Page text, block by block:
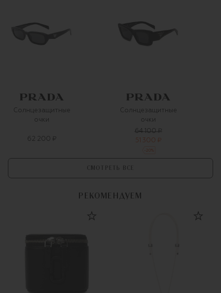
Солнцезащитные
очки
62 200 ₽
Солнцезащитные
очки
64 100 ₽
51 300 ₽
20 %
СМОТРЕТЬ ВСЕ
РЕКОМЕНДУЕМ